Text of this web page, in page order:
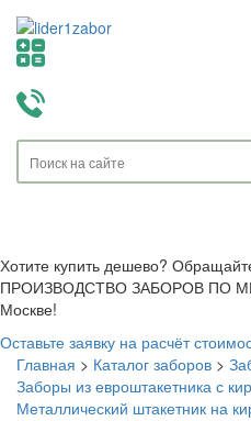
Хотите купить дешево?
ПРОИЗВОДСТВО ЗАБОРОВ ПО
Москве!
Оставьте заявку на расчёт
Главная > Каталог заборов >
Заборы из евроштакетника с
Металлический штакетник на